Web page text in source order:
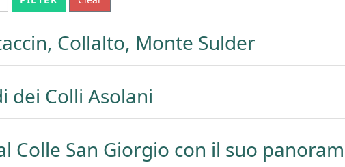
Collalto, Monte Sulder
dei Colli Asolani
Colle San Giorgio con il suo